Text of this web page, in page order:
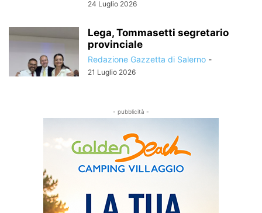
24 Luglio 2026
Lega, Tommasetti segretario
provinciale
Redazione Gazzetta di Salerno -
21 Luglio 2026
- pubblicità -